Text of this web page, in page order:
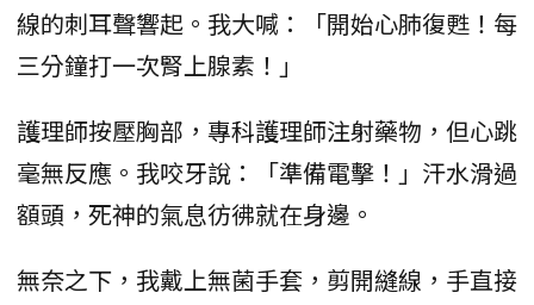
線的刺耳聲響起。我大喊：「開始心肺復甦！每
三分鐘打一次腎上腺素！」
護理師按壓胸部，專科護理師注射藥物，但心跳
毫無反應。我咬牙說：「準備電擊！」汗水滑過
額頭，死神的氣息彷彿就在身邊。
無奈之下，我戴上無菌手套，剪開縫線，手直接